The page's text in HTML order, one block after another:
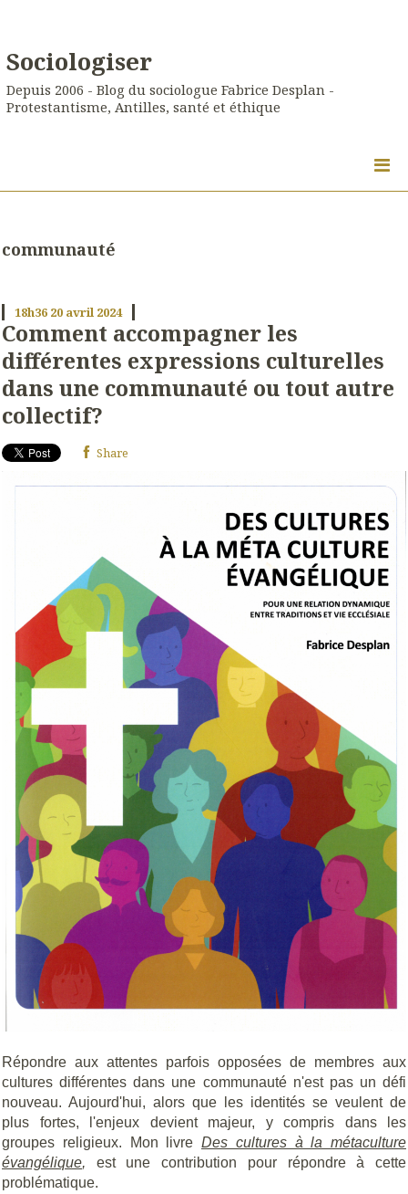
Sociologiser
Depuis 2006 - Blog du sociologue Fabrice Desplan -
Protestantisme, Antilles, santé et éthique
communauté
18h36 20 avril 2024
Comment accompagner les
différentes expressions culturelles
dans une communauté ou tout autre
collectif?
Share
Répondre aux attentes parfois opposées de membres aux
cultures différentes dans une communauté n'est pas un défi
nouveau. Aujourd'hui, alors que les identités se veulent de
plus fortes, l'enjeux devient majeur, y compris dans les
groupes religieux. Mon livre Des cultures à la métaculture
évangélique, est une contribution pour répondre à cette
problématique.